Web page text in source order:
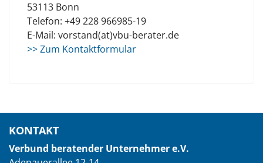
53113 Bonn
Telefon: +49 228 966985-19
E-Mail: vorstand(at)vbu-berater.de
>> Zum Kontaktformular
KONTAKT
Verbund beratender Unternehmer e.V.